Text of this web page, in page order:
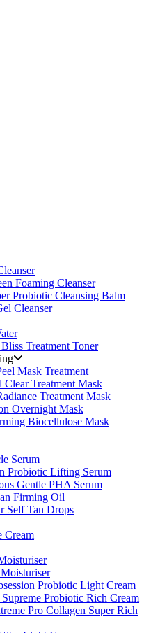
Foaming Cleanser
Probiotic Cleansing Balm
Cleanser
Treatment Toner
Mask Treatment
Clear Treatment Mask
Treatment Mask
Overnight Mask
Biocellulose Mask
Serum
Probiotic Lifting Serum
Gentle PHA Serum
Firming Oil
Self Tan Drops
Cream
Probiotic Light Cream
Probiotic Rich Cream
Pro Collagen Super Rich